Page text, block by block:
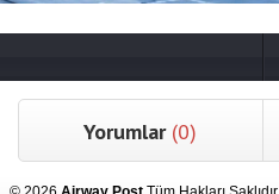
Yorumlar (0)